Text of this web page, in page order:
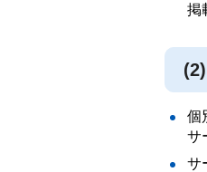
掲
個
サ
サ